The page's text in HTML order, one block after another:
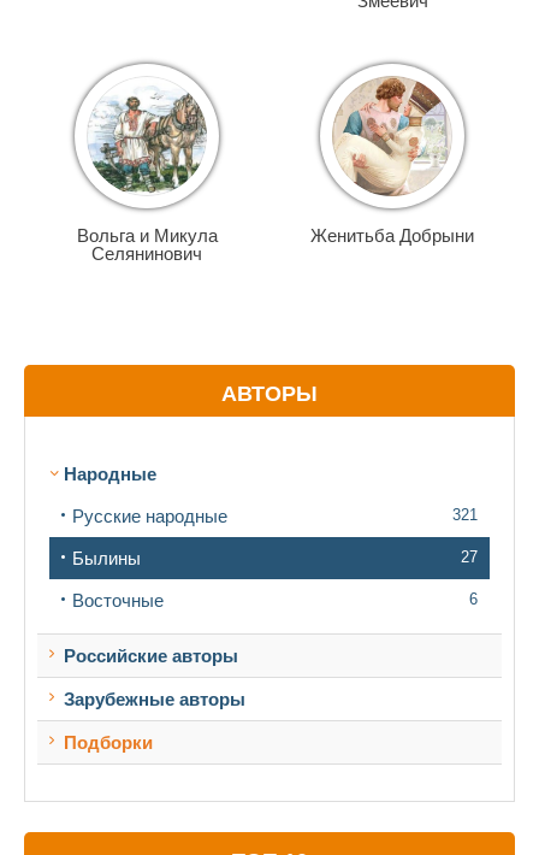
Вольга и Микула
Селянинович
Женитьба Добрыни
АВТОРЫ
Народные
Русские народные 321
Былины 27
Восточные 6
Российские авторы
Зарубежные авторы
Подборки